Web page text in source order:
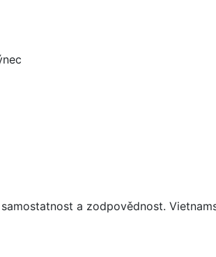
a zodpovědnost.